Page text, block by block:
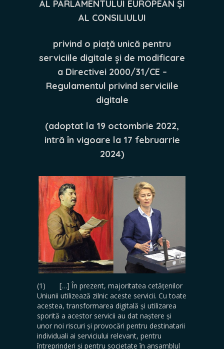
AL PARLAMENTULUI EUROPEAN ȘI
AL CONSILIULUI
privind o piață unică pentru
serviciile digitale și de modificare
a Directivei 2000/31/CE –
Regulamentul privind serviciile
digitale
(adoptat la 19 octombrie 2022,
intră în vigoare la 17 februarrie
2024)
(1) […] În prezent, majoritatea cetățenilor
Uniunii utilizează zilnic aceste servicii. Cu toate
acestea, transformarea digitală și utilizarea
sporită a acestor servicii au dat naștere și
unor noi riscuri și provocări pentru destinatarii
individuali ai serviciului relevant, pentru
întreprinderi și pentru societate în ansamblul